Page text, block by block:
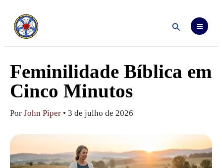
conteúdo
Pesquisar
Feminilidade Bíblica em
Cinco Minutos
Por John Piper • 3 de julho de 2026